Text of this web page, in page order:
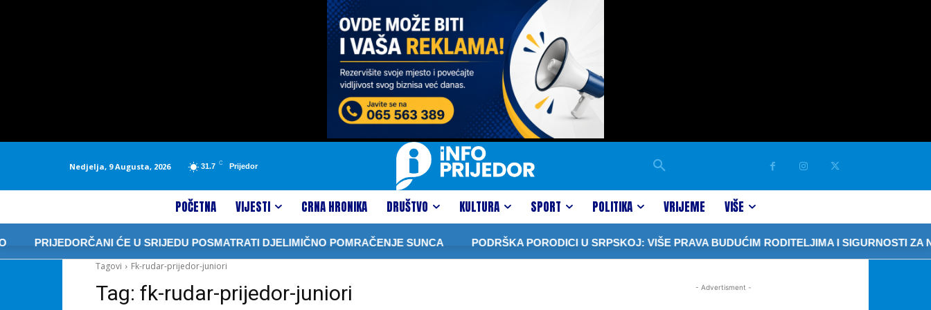
Nedjelja, 9 Augusta, 2026 31.7 C Prijedor
POČETNA VIJESTI CRNA HRONIKA DRUŠTVO KULTURA SPORT POLITIKA VRIJEME VIŠE
PRIJEDORČANI ĆE U SRIJEDU POSMATRATI DJELIMIČNO POMRAČENJE SUNCA
PODRŠKA PORODICI U SRPSKOJ: VIŠE PRAVA BUDUĆIM RODITELJIMA I SIGURNOSTI ZA
Tagovi
Fk-rudar-prijedor-juniori
Tag: fk-rudar-prijedor-juniori - Advertisment -